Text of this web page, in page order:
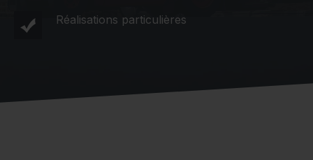
Réalisations particulières